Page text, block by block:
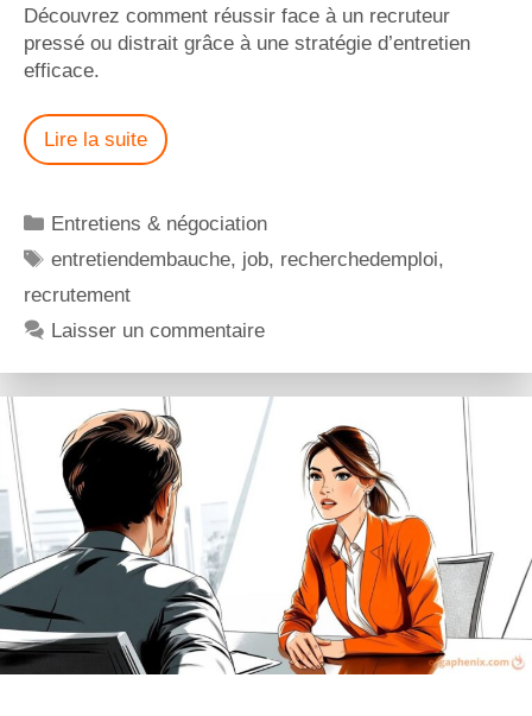
Découvrez comment réussir face à un recruteur
pressé ou distrait grâce à une stratégie d’entretien
efficace.
Lire la suite
Entretiens & négociation
entretiendembauche, job, recherchedemploi,
recrutement
Laisser un commentaire